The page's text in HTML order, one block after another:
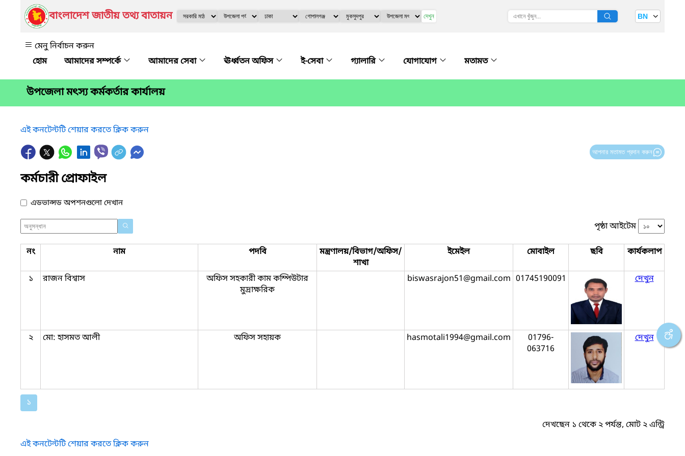
বাংলাদেশ জাতীয় তথ্য বাতায়ন দেখুন BN
মেনু নির্বাচন করুন
আমাদের সম্পর্কে
আমাদের সেবা ঊর্ধ্বতন অফিস ই-সেবা গ্যালারি যোগাযোগ মতামত
উপজেলা মৎস্য কর্মকর্তার কার্যালয়
এই কনটেন্টটি শেয়ার করতে ক্লিক করুন
আপনার মতামত প্রদান করুন
কর্মচারী প্রোফাইল
এডভান্সড অপশনগুলো দেখান
পৃষ্ঠা আইটেম
নং নাম পদবি
মন্ত্রণালয়/বিভাগ/অফিস/
শাখা
ইমেইল মোবাইল ছবি কার্যকলাপ
১ রাজন বিশ্বাস
অফিস সহকারী কাম কম্পিউটার
মুদ্রাক্ষরিক
biswasrajon51@gmail.com 01745190091 দেখুন
২ মো: হাসমত আলী অফিস সহায়ক hasmotali1994@gmail.com
01796-
063716
দেখুন
১
দেখছেন ১ থেকে ২ পর্যন্ত, মোট ২ এন্ট্রি
এই কনটেন্টটি শেয়ার করতে ক্লিক করুন